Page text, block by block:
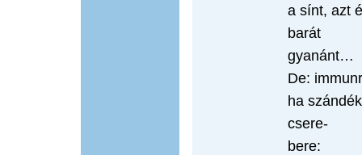
a sínt, azt
barát
gyanánt…
De:
ha
csere-
bere: